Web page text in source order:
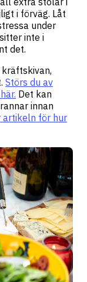
i förväg. Låt
under
inte i
det.
Störs du av
Det kan
innan
artikeln för hur